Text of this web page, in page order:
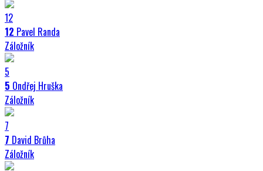
12
12 Pavel Randa
Záložník
5
5 Ondřej Hruška
Záložník
7
7 David Brůha
Záložník